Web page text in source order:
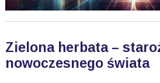
Zielona herbata –
nowoczesnego świata